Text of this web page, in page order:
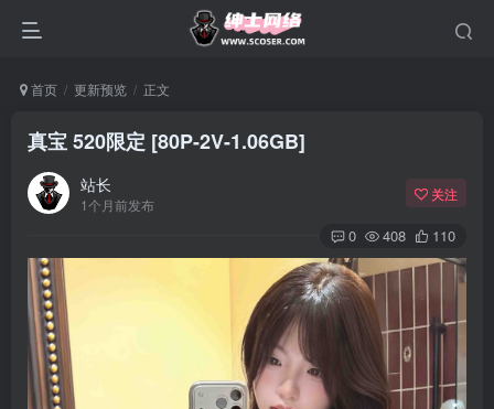
首页 更新预览 正文
真宝 520限定 [80P-2V-1.06GB]
站长
1个月前发布
关注
0 408 110